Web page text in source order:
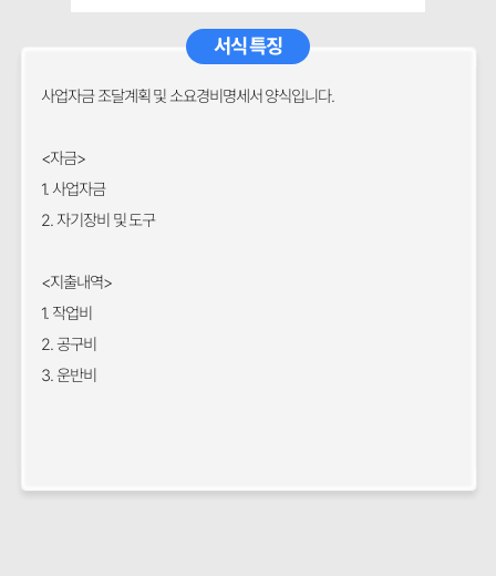
서식 특징
사업자금 조달계획 및 소요경비명세서 양식입니다.
<자금>
1. 사업자금
2. 자기장비 및 도구
<지출내역>
1. 작업비
2. 공구비
3. 운반비